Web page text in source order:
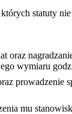
statuty
oraz
wymiaru
prowadzenie
mu